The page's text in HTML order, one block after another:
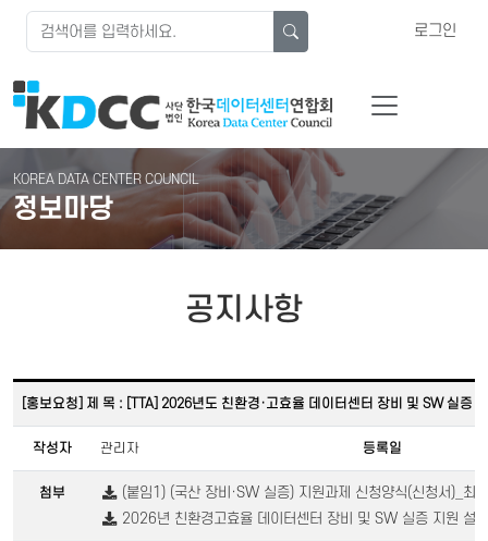
로그인
KOREA DATA CENTER COUNCIL
정보마당
공지사항
[홍보요청] 제 목 : [TTA] 2026년도 친환경·고효율 데이터센터 장비 및 SW 실증
작성자 관리자 등록일
첨부
(붙임1) (국산 장비·SW 실증) 지원과제 신청양식(신청서)_최
2026년 친환경고효율 데이터센터 장비 및 SW 실증 지원 설